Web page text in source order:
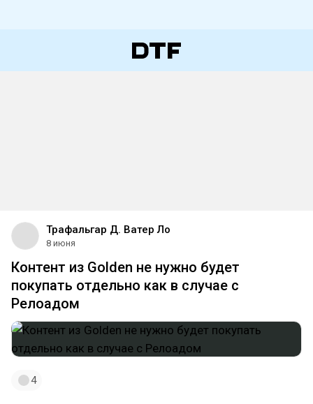
Трафальгар Д. Ватер Ло
8 июня
Контент из Golden не нужно будет
покупать отдельно как в случае с
Релоадом
4